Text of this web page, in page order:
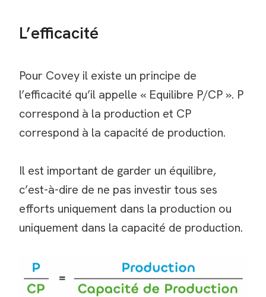
L’efficacité
Pour Covey il existe un principe de
l’efficacité qu’il appelle « Equilibre P/CP ». P
correspond à la production et CP
correspond à la capacité de production.
Il est important de garder un équilibre,
c’est-à-dire de ne pas investir tous ses
efforts uniquement dans la production ou
uniquement dans la capacité de production.